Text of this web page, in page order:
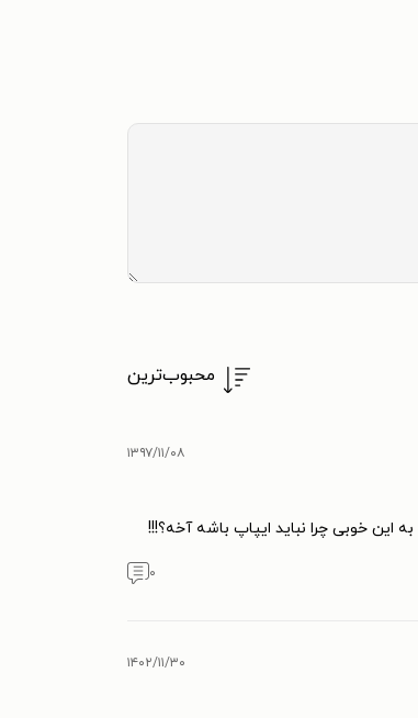
محبوب‌ترین
۱۳۹۷/۱۱/۰۸
خوبی چرا نباید ایپاپ باشه آخه؟!!!
۰
۱۴۰۲/۱۱/۳۰